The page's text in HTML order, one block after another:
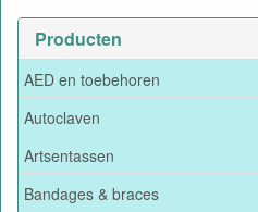
Producten
AED en toebehoren
Autoclaven
Artsentassen
Bandages & braces